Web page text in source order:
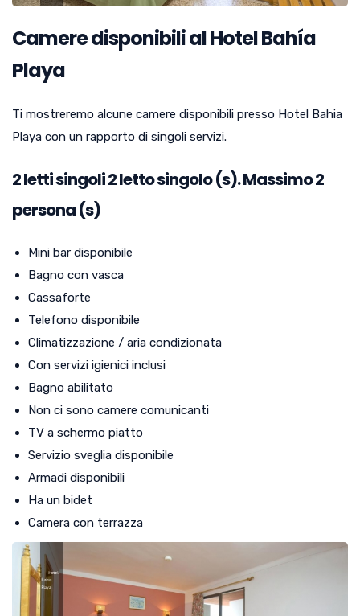
Camere disponibili al Hotel Bahía
Playa
Ti mostreremo alcune camere disponibili presso Hotel Bahia
Playa con un rapporto di singoli servizi.
2 letti singoli2letto singolo (s). Massimo 2
persona (s)
Mini bar disponibile
Bagno con vasca
Cassaforte
Telefono disponibile
Climatizzazione / aria condizionata
Con servizi igienici inclusi
Bagno abilitato
Non ci sono camere comunicanti
TV a schermo piatto
Servizio sveglia disponibile
Armadi disponibili
Ha un bidet
Camera con terrazza